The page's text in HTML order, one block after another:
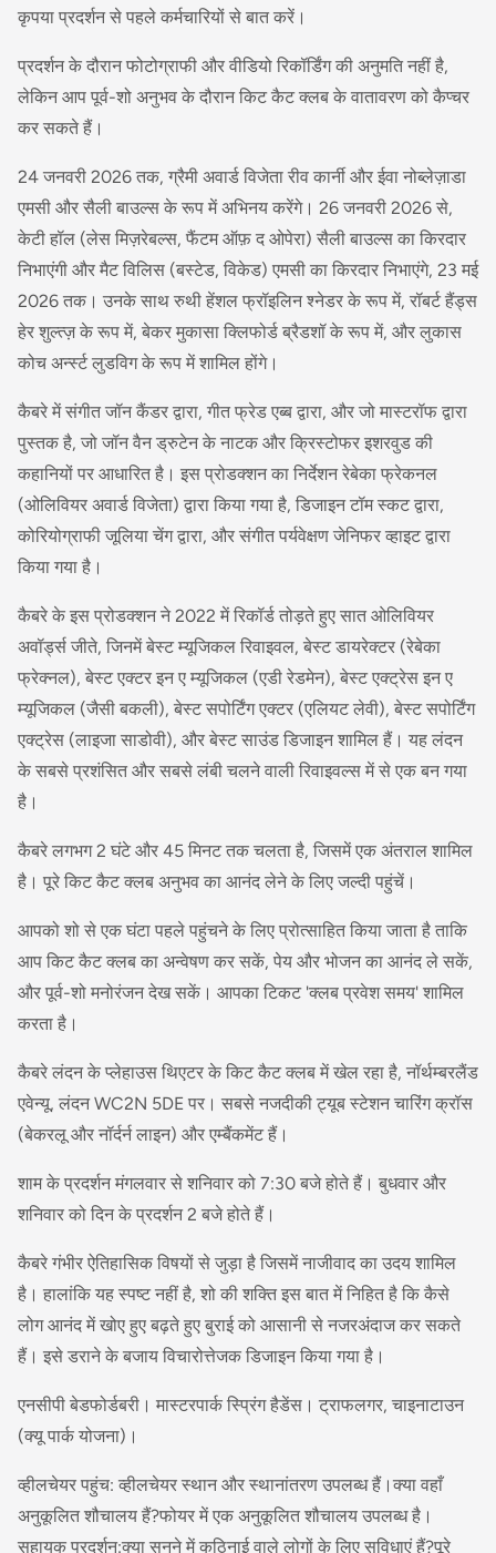
कृपया प्रदर्शन से पहले कर्मचारियों से बात करें।
प्रदर्शन के दौरान फोटोग्राफी और वीडियो रिकॉर्डिंग की अनुमति नहीं है,
लेकिन आप पूर्व-शो अनुभव के दौरान किट कैट क्लब के वातावरण को कैप्चर
कर सकते हैं।
24 जनवरी 2026 तक, ग्रैमी अवार्ड विजेता रीव कार्नी और ईवा नोब्लेज़ाडा
एमसी और सैली बाउल्स के रूप में अभिनय करेंगे। 26 जनवरी 2026 से,
केटी हॉल (लेस मिज़रेबल्स, फैंटम ऑफ़ द ओपेरा) सैली बाउल्स का किरदार
निभाएंगी और मैट विलिस (बस्टेड, विकेड) एमसी का किरदार निभाएंगे, 23 मई
2026 तक। उनके साथ रुथी हेंशल फ्रॉइलिन श्नेडर के रूप में, रॉबर्ट हैंड्स
हेर शुल्त्ज़ के रूप में, बेकर मुकासा क्लिफोर्ड ब्रैडशॉ के रूप में, और लुकास
कोच अर्न्स्ट लुडविग के रूप में शामिल होंगे।
कैबरे में संगीत जॉन कैंडर द्वारा, गीत फ्रेड एब्ब द्वारा, और जो मास्टरॉफ द्वारा
पुस्तक है, जो जॉन वैन ड्रुटेन के नाटक और क्रिस्टोफर इशरवुड की
कहानियों पर आधारित है। इस प्रोडक्शन का निर्देशन रेबेका फ्रेकनल
(ओलिवियर अवार्ड विजेता) द्वारा किया गया है, डिजाइन टॉम स्कट द्वारा,
कोरियोग्राफी जूलिया चेंग द्वारा, और संगीत पर्यवेक्षण जेनिफर व्हाइट द्वारा
किया गया है।
कैबरे के इस प्रोडक्शन ने 2022 में रिकॉर्ड तोड़ते हुए सात ओलिवियर
अवॉर्ड्स जीते, जिनमें बेस्ट म्यूजिकल रिवाइवल, बेस्ट डायरेक्टर (रेबेका
फ्रेक्नल), बेस्ट एक्टर इन ए म्यूजिकल (एडी रेडमेन), बेस्ट एक्ट्रेस इन ए
म्यूजिकल (जैसी बकली), बेस्ट सपोर्टिंग एक्टर (एलियट लेवी), बेस्ट सपोर्टिंग
एक्ट्रेस (लाइजा साडोवी), और बेस्ट साउंड डिजाइन शामिल हैं। यह लंदन
के सबसे प्रशंसित और सबसे लंबी चलने वाली रिवाइवल्स में से एक बन गया
है।
कैबरे लगभग 2 घंटे और 45 मिनट तक चलता है, जिसमें एक अंतराल शामिल
है। पूरे किट कैट क्लब अनुभव का आनंद लेने के लिए जल्दी पहुंचें।
आपको शो से एक घंटा पहले पहुंचने के लिए प्रोत्साहित किया जाता है ताकि
आप किट कैट क्लब का अन्वेषण कर सकें, पेय और भोजन का आनंद ले सकें,
और पूर्व-शो मनोरंजन देख सकें। आपका टिकट 'क्लब प्रवेश समय' शामिल
करता है।
कैबरे लंदन के प्लेहाउस थिएटर के किट कैट क्लब में खेल रहा है, नॉर्थम्बरलैंड
एवेन्यू, लंदन WC2N 5DE पर। सबसे नजदीकी ट्यूब स्टेशन चारिंग क्रॉस
(बेकरलू और नॉर्दर्न लाइन) और एम्बैंकमेंट हैं।
शाम के प्रदर्शन मंगलवार से शनिवार को 7:30 बजे होते हैं। बुधवार और
शनिवार को दिन के प्रदर्शन 2 बजे होते हैं।
कैबरे गंभीर ऐतिहासिक विषयों से जुड़ा है जिसमें नाजीवाद का उदय शामिल
है। हालांकि यह स्पष्ट नहीं है, शो की शक्ति इस बात में निहित है कि कैसे
लोग आनंद में खोए हुए बढ़ते हुए बुराई को आसानी से नजरअंदाज कर सकते
हैं। इसे डराने के बजाय विचारोत्तेजक डिजाइन किया गया है।
एनसीपी बेडफोर्डबरी। मास्टरपार्क स्प्रिंग हैडेंस। ट्राफलगर, चाइनाटाउन
(क्यू पार्क योजना)।
व्हीलचेयर पहुंच: व्हीलचेयर स्थान और स्थानांतरण उपलब्ध हैं।क्या वहाँ
अनुकूलित शौचालय हैं?फोयर में एक अनुकूलित शौचालय उपलब्ध है।
सहायक प्रदर्शन:क्या सुनने में कठिनाई वाले लोगों के लिए सुविधाएं हैं?पूरे